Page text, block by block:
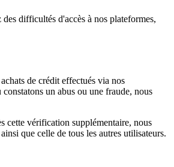
difficultés d'accès à nos plateformes,
de crédit effectués via nos
un abus ou une fraude, nous
cette vérification supplémentaire, nous
que celle de tous les autres utilisateurs.